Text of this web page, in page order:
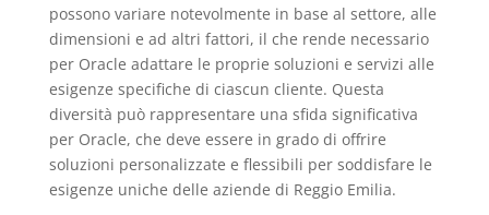
possono variare notevolmente in base al settore, alle
dimensioni e ad altri fattori, il che rende necessario
per Oracle adattare le proprie soluzioni e servizi alle
esigenze specifiche di ciascun cliente. Questa
diversità può rappresentare una sfida significativa
per Oracle, che deve essere in grado di offrire
soluzioni personalizzate e flessibili per soddisfare le
esigenze uniche delle aziende di Reggio Emilia.